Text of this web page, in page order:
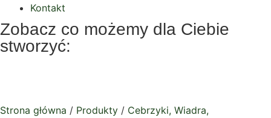
Kontakt
Zobacz co możemy dla Ciebie
stworzyć:
Strona główna / Produkty / Cebrzyki, Wiadra,